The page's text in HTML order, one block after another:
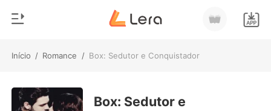
Início / Romance / Box: Sedutor e Conquistador
Loja
Gênero
Box: Sedutor e